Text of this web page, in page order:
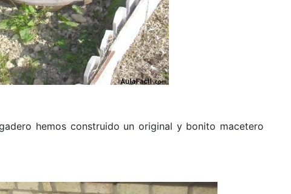
hemos construido un original y bonito macetero